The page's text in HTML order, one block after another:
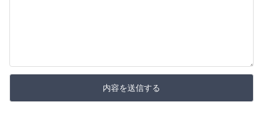
内容を送信する